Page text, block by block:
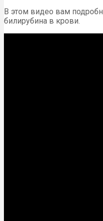
В этом видео вам
билирубина в крови.